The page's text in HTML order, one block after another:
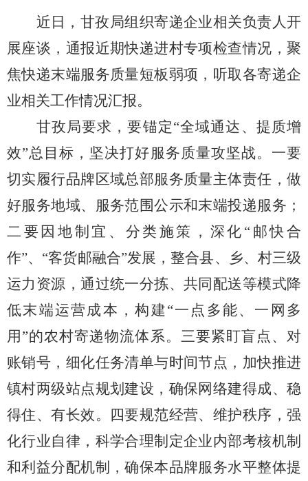
近日，甘孜局组织寄递企业相关负责人开
展座谈，通报近期快递进村专项检查情况，聚
焦快递末端服务质量短板弱项，听取各寄递企
业相关工作情况汇报。
甘孜局要求，要锚定“全域通达、提质增
效”总目标，坚决打好服务质量攻坚战。一要
切实履行品牌区域总部服务质量主体责任，做
好服务地域、服务范围公示和末端投递服务；
二要因地制宜、分类施策，深化“邮快合
作”、“客货邮融合”发展，整合县、乡、村三级
运力资源，通过统一分拣、共同配送等模式降
低末端运营成本，构建“一点多能、一网多
用”的农村寄递物流体系。三要紧盯盲点、对
账销号，细化任务清单与时间节点，加快推进
镇村两级站点规划建设，确保网络建得成、稳
得住、有长效。四要规范经营、维护秩序，强
化行业自律，科学合理制定企业内部考核机制
和利益分配机制，确保本品牌服务水平整体提